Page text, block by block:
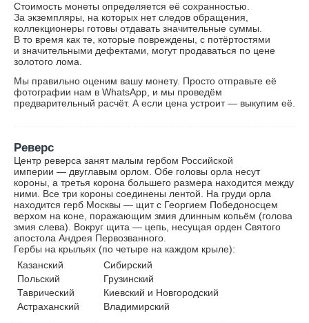
Стоимость монеты определяется её сохранностью.
За экземпляры, на которых нет следов обращения,
коллекционеры готовы отдавать значительные суммы.
В то время как те, которые повреждены, с потёртостями
и значительными дефектами, могут продаваться по цене
золотого лома.
Мы правильно оценим вашу монету. Просто отправьте её
фотографии нам в WhatsApp, и мы проведём
предварительный расчёт. А если цена устроит — выкупим её.
Реверс
Центр реверса занят малым гербом Российской
империи — двуглавым орлом. Обе головы орла несут
короны, а третья корона большего размера находится между
ними. Все три короны соединены лентой. На груди орла
находится герб Москвы — щит с Георгием Победоносцем
верхом на коне, поражающим змия длинным копьём (голова
змия слева). Вокруг щита — цепь, несущая орден Святого
апостола Андрея Первозванного.
Гербы на крыльях (по четыре на каждом крыле):
Казанский
Польский
Таврический
Астраханский
Сибирский
Грузинский
Киевский и Новгородский
Владимирский